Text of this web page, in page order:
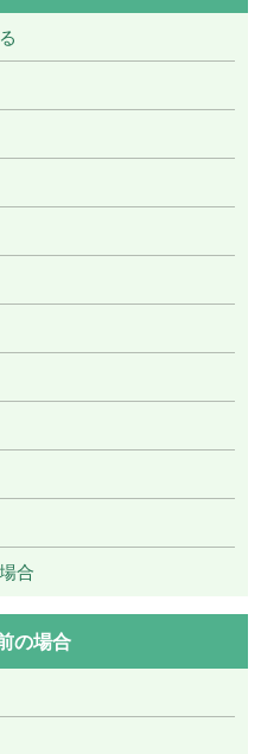
合
の場合